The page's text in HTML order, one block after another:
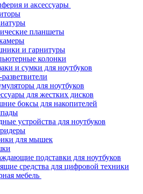
и аксессуары
планшеты
и гарнитуры
колонки
и сумки для ноутбуков
для ноутбуков
для жестких дисков
боксы для накопителей
устройства для ноутбуков
для мышек
подставки для ноутбуков
средства для цифровой техники
мебель